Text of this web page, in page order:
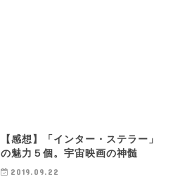
【感想】「インター・ステラー」
の魅力５個。宇宙映画の神髄
2019.09.22